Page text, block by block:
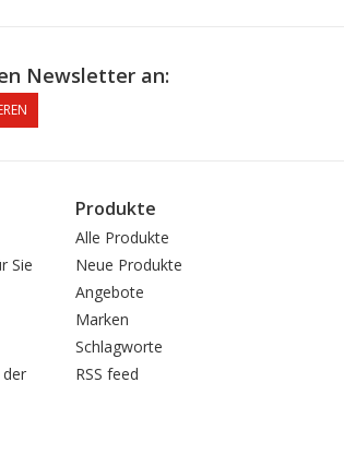
Newsletter an:
Sie
Produkte
Alle Produkte
Neue Produkte
Angebote
Marken
Schlagworte
RSS feed